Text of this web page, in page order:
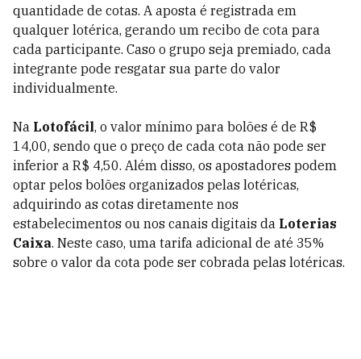
quantidade de cotas. A aposta é registrada em
qualquer lotérica, gerando um recibo de cota para
cada participante. Caso o grupo seja premiado, cada
integrante pode resgatar sua parte do valor
individualmente.
Na Lotofácil, o valor mínimo para bolões é de R$
14,00, sendo que o preço de cada cota não pode ser
inferior a R$ 4,50. Além disso, os apostadores podem
optar pelos bolões organizados pelas lotéricas,
adquirindo as cotas diretamente nos
estabelecimentos ou nos canais digitais da Loterias
Caixa. Neste caso, uma tarifa adicional de até 35%
sobre o valor da cota pode ser cobrada pelas lotéricas.